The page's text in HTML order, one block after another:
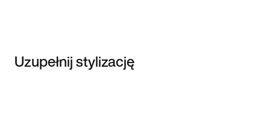
Uzupełnij stylizację